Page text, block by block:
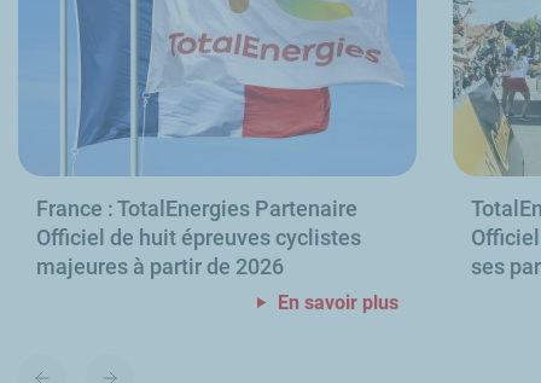
France : TotalEnergies Partenaire
Officiel de huit épreuves cyclistes
majeures à partir de 2026
En savoir plus
ses